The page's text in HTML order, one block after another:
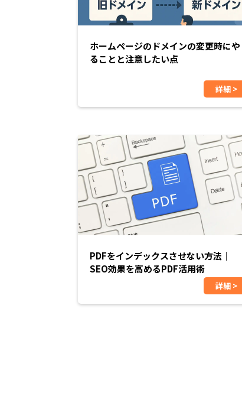
ホームページのドメインの変更時にや
ることと注意したい点
詳細 >
PDFをインデックスさせない方法｜
SEO効果を高めるPDF活用術
詳細 >